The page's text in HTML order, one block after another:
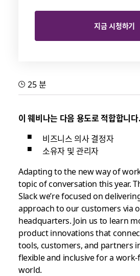
지금 시청하기
25 분
이 웨비나는 다음 용도로 적합합니다.
비즈니스 의사 결정자
소유자 및 관리자
Adapting to the new way of
topic of conversation this year.
Slack we’re focused on
approach to our customers via
headquarters. Join us to learn
product innovations that
tools, customers, and partners
flexible and inclusive for a
world.